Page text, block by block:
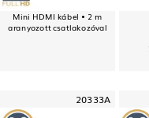
Mini HDMI kábel • 2 m
aranyozott csatlakozóval
20333A